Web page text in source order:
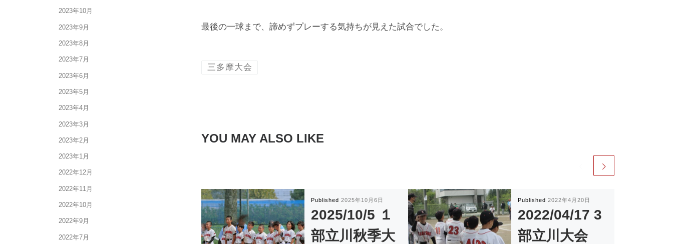
最後の一球まで、諦めずプレーする気持ちが見えた試合でした。
三多摩大会
YOU MAY ALSO LIKE
Published2025年10月6日
2025/10/5 １
部立川秋季大
Published 2022年4月20日
2022/04/17 3
部立川大会
2023年10月
2023年9月
2023年8月
2023年7月
2023年6月
2023年5月
2023年4月
2023年3月
2023年2月
2023年1月
2022年12月
2022年11月
2022年10月
2022年9月
2022年7月